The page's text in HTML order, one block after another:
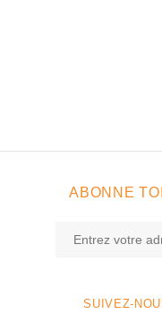
ABONNE
SUIVEZ-